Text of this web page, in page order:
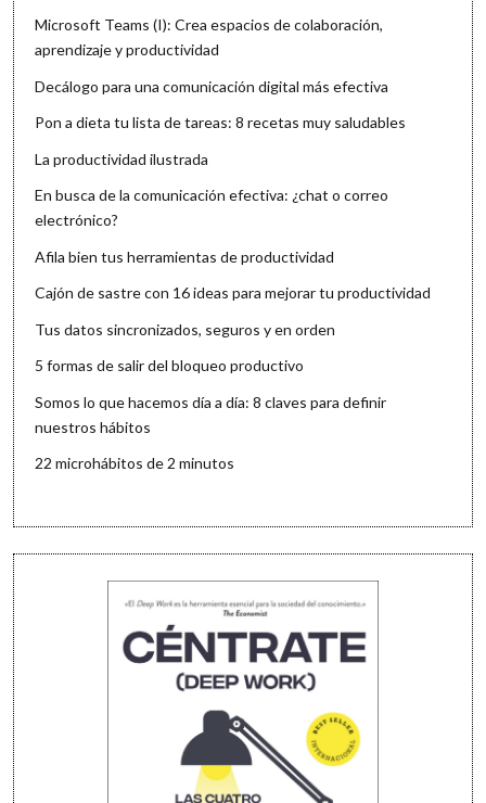
Microsoft Teams (I): Crea espacios de colaboración,
aprendizaje y productividad
Decálogo para una comunicación digital más efectiva
Pon a dieta tu lista de tareas: 8 recetas muy saludables
La productividad ilustrada
En busca de la comunicación efectiva: ¿chat o correo
electrónico?
Afila bien tus herramientas de productividad
Cajón de sastre con 16 ideas para mejorar tu productividad
Tus datos sincronizados, seguros y en orden
5 formas de salir del bloqueo productivo
Somos lo que hacemos día a día: 8 claves para definir
nuestros hábitos
22 microhábitos de 2 minutos